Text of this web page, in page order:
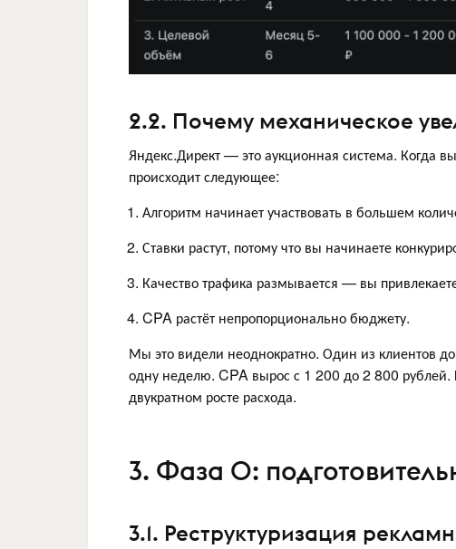
2.2. Почему механическое
Яндекс.Директ — это аукционная система. Когда
происходит следующее:
Алгоритм начинает участвовать в большем
Ставки растут, потому что вы начинаете
Качество трафика размывается — вы
CPA растёт непропорционально бюджету.
Мы это видели неоднократно. Один из клиентов
одну неделю. CPA вырос с 1 200 до 2 800 рублей.
двукратном росте расхода.
3. Фаза 0:
3.1. Реструктуризация